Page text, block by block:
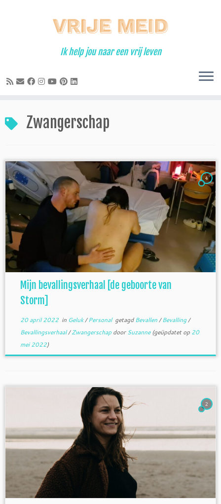
Ik help jou naar een vrij leven
Zwangerschap
4
Mijn bevallingsverhaal [de geboorte van
Storm]
20 april 2022in Geluk/Personal getagdBevallen/Bevalling/
Bevallingsverhaal/Zwangerschap doorSuzanne(geüpdatet op 20
mei 2022)
2